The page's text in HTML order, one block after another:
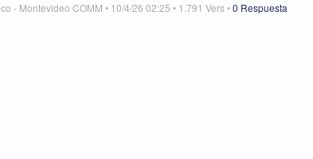
- Montevideo COMM • 10/4/26 02:25 • 1.791 Vers•0 Respuesta